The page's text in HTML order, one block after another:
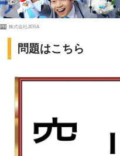
PR 株式会社JERA
問題はこちら